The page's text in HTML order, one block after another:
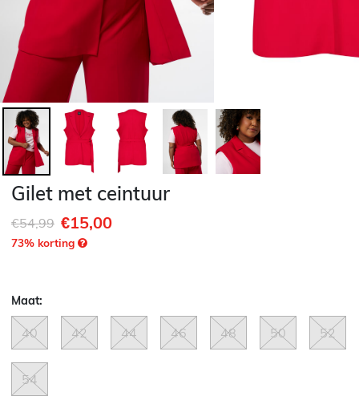
Gilet met ceintuur
Afgeprijsd van
€54,99naar
€15,00
73% korting
Maat:
40 42 44 46 48 50 52
54